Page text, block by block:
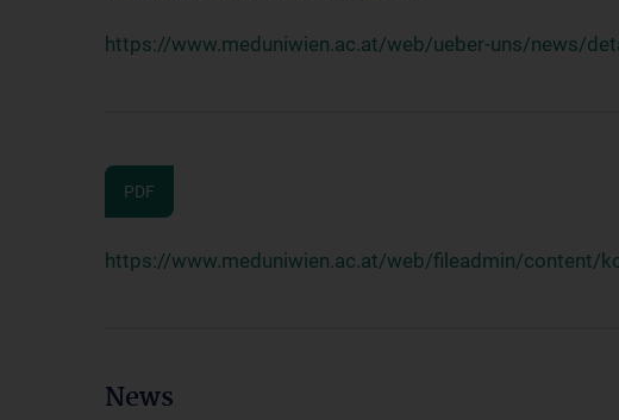
https://www.meduniwien.ac.at/web/ueber-uns/news/
PDF
https://www.meduniwien.ac.at/web/fileadmin/content/
News